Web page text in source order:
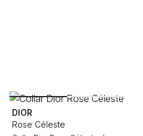
DIOR
Rose Céleste